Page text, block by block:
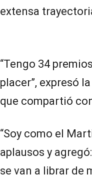
extensa
“Tengo 34
placer”, expresó
que compartió
“Soy como el
aplausos y
se van a librar de